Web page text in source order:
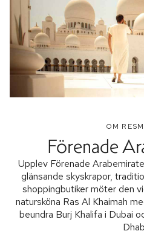
OM
Förenade
Upplev Förenade
glänsande skyskrapor,
shoppingbutiker möter den
natursköna Ras Al Khaimah
beundra Burj Khalifa i Dubai